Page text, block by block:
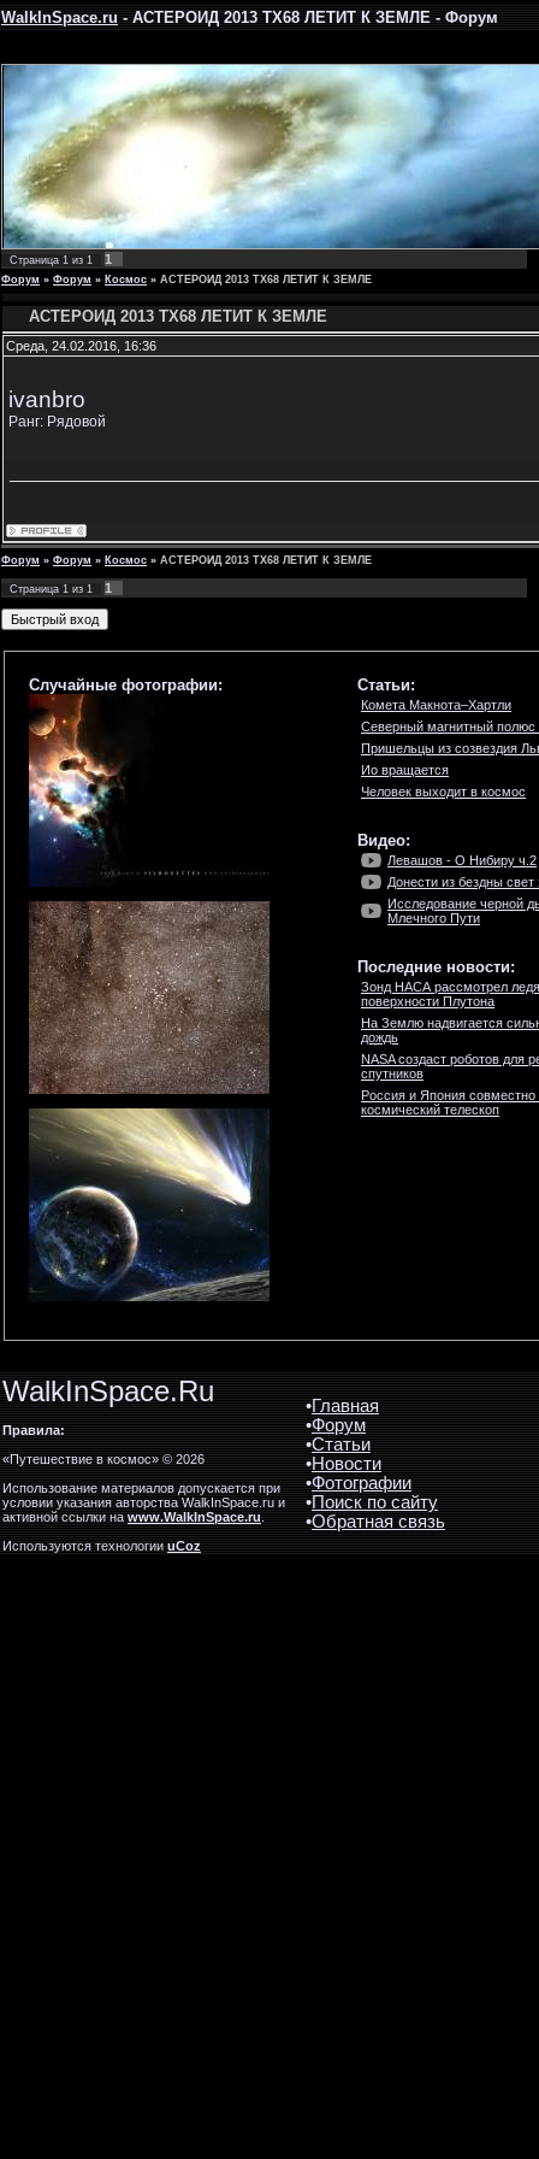
WalkInSpace.ru- АСТЕРОИД 2013 TX68 ЛЕТИТ К ЗЕМЛЕ - Форум
Страница 1 из 1 1
Форум » Форум » Космос » АСТЕРОИД 2013 TX68 ЛЕТИТ К ЗЕМЛЕ
АСТЕРОИД 2013 TX68 ЛЕТИТ К ЗЕМЛЕ
Среда, 24.02.2016, 16:36
ivanbro
Ранг: Рядовой
Форум » Форум » Космос » АСТЕРОИД 2013 TX68 ЛЕТИТ К ЗЕМЛЕ
Страница 1 из 1 1
Случайные фотографии: Статьи:
Комета Макнота–Хартли
Северный магнитный
Пришельцы из созвездия
Ио вращается
Человек выходит в космос
Видео:
Левашов - О Нибиру ч.2
Донести из бездны свет
Исследование черной
Млечного Пути
Последние новости:
Зонд НАСА рассмотрел
поверхности Плутона
На Землю надвигается
дождь
NASA создаст роботов для
спутников
Россия и Япония совместно
космический телескоп
WalkInSpace.Ru
Правила:
«Путешествие в космос» © 2026
Использование материалов допускается при
условии указания авторства WalkInSpace.ru и
активной ссылки наwww.WalkInSpace.ru.
Используются технологииuCoz
•Главная
•Форум
•Статьи
•Новости
•Фотографии
•Поиск по сайту
•Обратная связь